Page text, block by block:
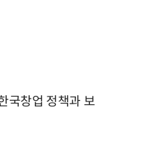
국창업 정책과 보